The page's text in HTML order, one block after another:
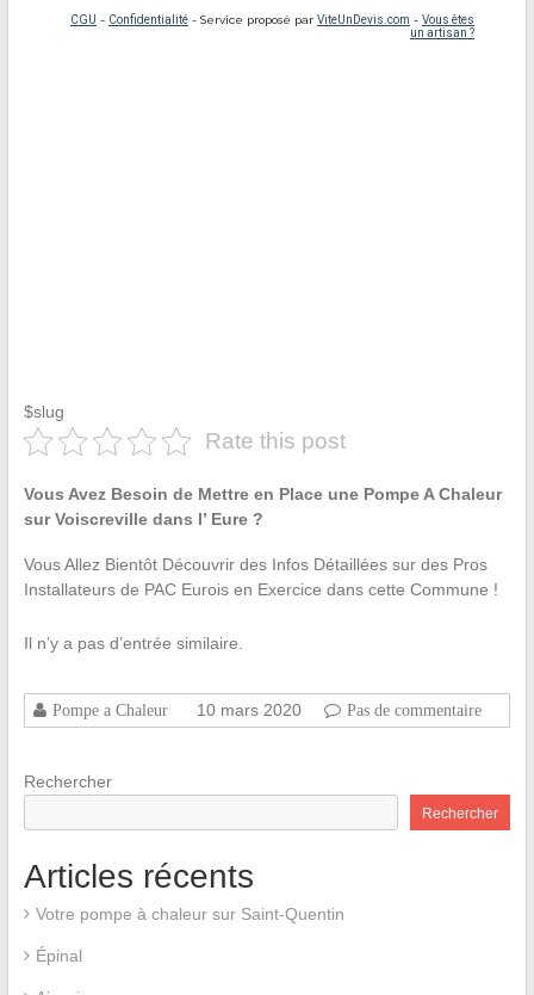
$slug
Rate this post
Vous Avez Besoin de Mettre en Place une Pompe A Chaleur
sur Voiscreville dans l’ Eure ?
Vous Allez Bientôt Découvrir des Infos Détaillées sur des Pros
Installateurs de PAC Eurois en Exercice dans cette Commune !
Il n’y a pas d’entrée similaire.
Pompe a Chaleur 10 mars 2020 Pas de commentaire
Rechercher
Rechercher
Articles récents
Votre pompe à chaleur sur Saint-Quentin
Épinal